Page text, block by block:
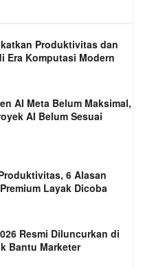
Produktivitas dan
Era Komputasi Modern
AI Meta Belum Maksimal,
AI Belum Sesuai
6 Alasan
Layak Dicoba
Resmi Diluncurkan di
Bantu Marketer